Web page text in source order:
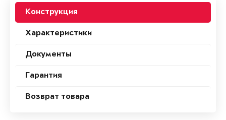
Конструкция
Характеристики
Документы
Гарантия
Возврат товара